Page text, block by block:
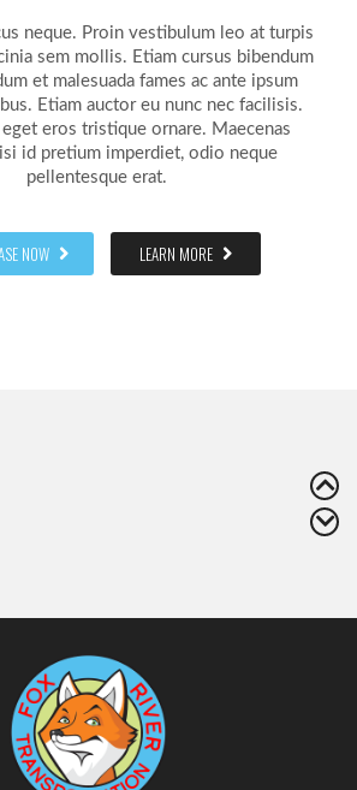
neque. Proin vestibulum leo at turpis
sem mollis. Etiam cursus bibendum
et malesuada fames ac ante ipsum
Etiam auctor eu nunc nec facilisis.
eros tristique ornare. Maecenas
id pretium imperdiet, odio neque
pellentesque erat.
NOW LEARN MORE